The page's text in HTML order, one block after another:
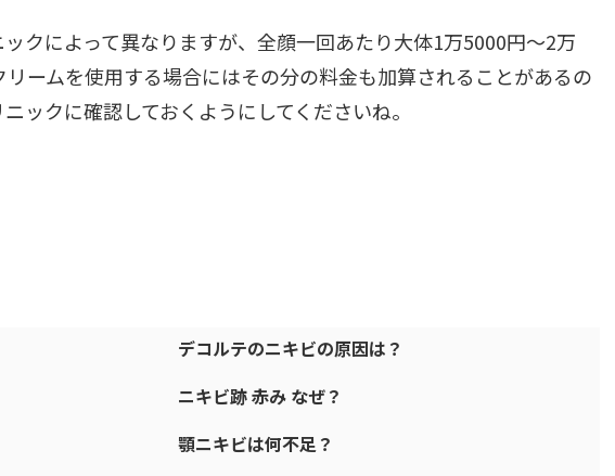
クによって異なりますが、全顔一回あたり大体1万5000円～2万
ームを使用する場合にはその分の料金も加算されることがあるの
ックに確認しておくようにしてくださいね。
デコルテのニキビの原因は？
ニキビ跡 赤み なぜ？
顎ニキビは何不足？